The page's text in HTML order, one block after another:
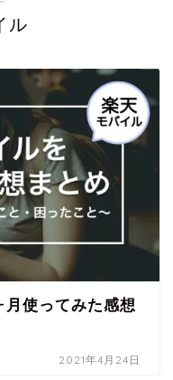
ル
使ってみた感想
2021年4月24日